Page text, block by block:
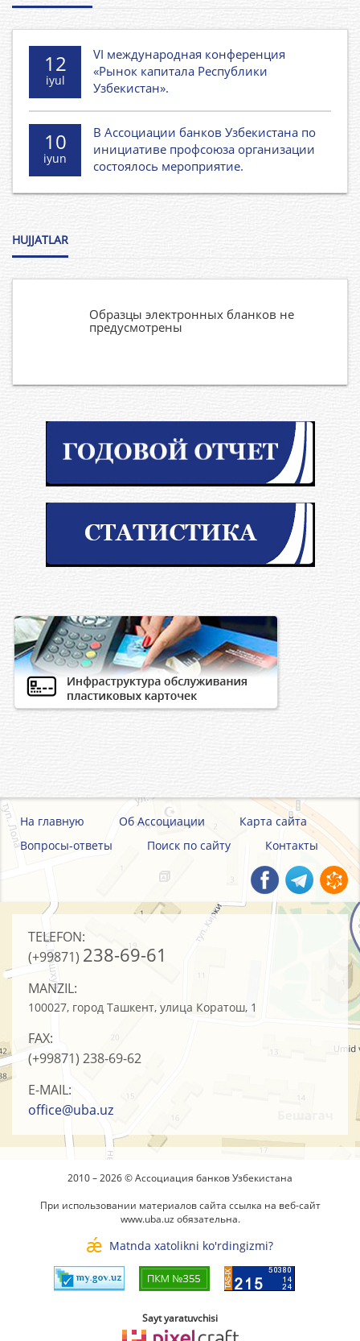
12
iyul
VI международная конференция
«Рынок капитала Республики
Узбекистан».
10
iyun
В Ассоциации банков Узбекистана по
инициативе профсоюза организации
состоялось мероприятие.
HUJJATLAR
Образцы электронных бланков не
предусмотрены
На главную Об Ассоциации
Карта сайта
Вопросы-ответы
Поиск по сайту Контакты
TELEFON:
(+99871) 238-69-61
MANZIL:
100027, город Ташкент, улица Коратош, 1
FAX:
(+99871) 238-69-62
E-MAIL:
office@uba.uz
2010 – 2026 © Ассоциация банков Узбекистана
При использовании материалов сайта ссылка на веб-сайт
www.uba.uz обязательна.
Matnda xatolikni ko'rdingizmi?
Sayt yaratuvchisi